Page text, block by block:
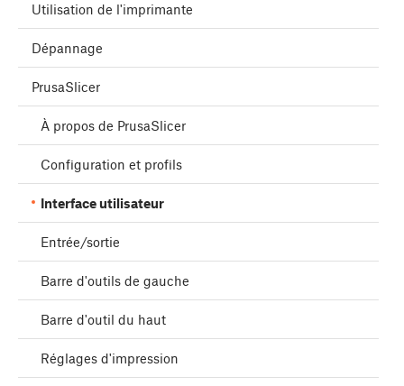
Utilisation de l'imprimante
Dépannage
PrusaSlicer
À propos de PrusaSlicer
Configuration et profils
Interface utilisateur
Entrée/sortie
Barre d'outils de gauche
Barre d'outil du haut
Réglages d'impression